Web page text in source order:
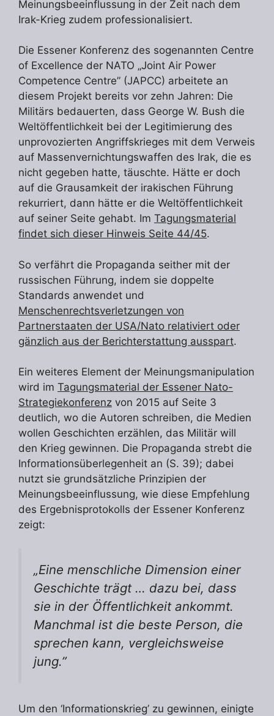
Meinungsbeeinflussung in der Zeit nach dem
Irak-Krieg zudem professionalisiert.
Die Essener Konferenz des sogenannten Centre
of Excellence der NATO „Joint Air Power
Competence Centre” (JAPCC) arbeitete an
diesem Projekt bereits vor zehn Jahren: Die
Militärs bedauerten, dass George W. Bush die
Weltöffentlichkeit bei der Legitimierung des
unprovozierten Angriffskrieges mit dem Verweis
auf Massenvernichtungswaffen des Irak, die es
nicht gegeben hatte, täuschte. Hätte er doch
auf die Grausamkeit der irakischen Führung
rekurriert, dann hätte er die Weltöffentlichkeit
auf seiner Seite gehabt. Im Tagungsmaterial
findet sich dieser Hinweis Seite 44/45.
So verfährt die Propaganda seither mit der
russischen Führung, indem sie doppelte
Standards anwendet und
Menschenrechtsverletzungen von
Partnerstaaten der USA/Nato relativiert oder
gänzlich aus der Berichterstattung ausspart.
Ein weiteres Element der Meinungsmanipulation
wird im Tagungsmaterial der Essener Nato-
Strategiekonferenz von 2015 auf Seite 3
deutlich, wo die Autoren schreiben, die Medien
wollen Geschichten erzählen, das Militär will
den Krieg gewinnen. Die Propaganda strebt die
Informationsüberlegenheit an (S. 39); dabei
nutzt sie grundsätzliche Prinzipien der
Meinungsbeeinflussung, wie diese Empfehlung
des Ergebnisprotokolls der Essener Konferenz
zeigt:
„Eine menschliche Dimension einer
Geschichte trägt … dazu bei, dass
sie in der Öffentlichkeit ankommt.
Manchmal ist die beste Person, die
sprechen kann, vergleichsweise
jung.”
Um den ‘Informationskrieg’ zu gewinnen, einigte